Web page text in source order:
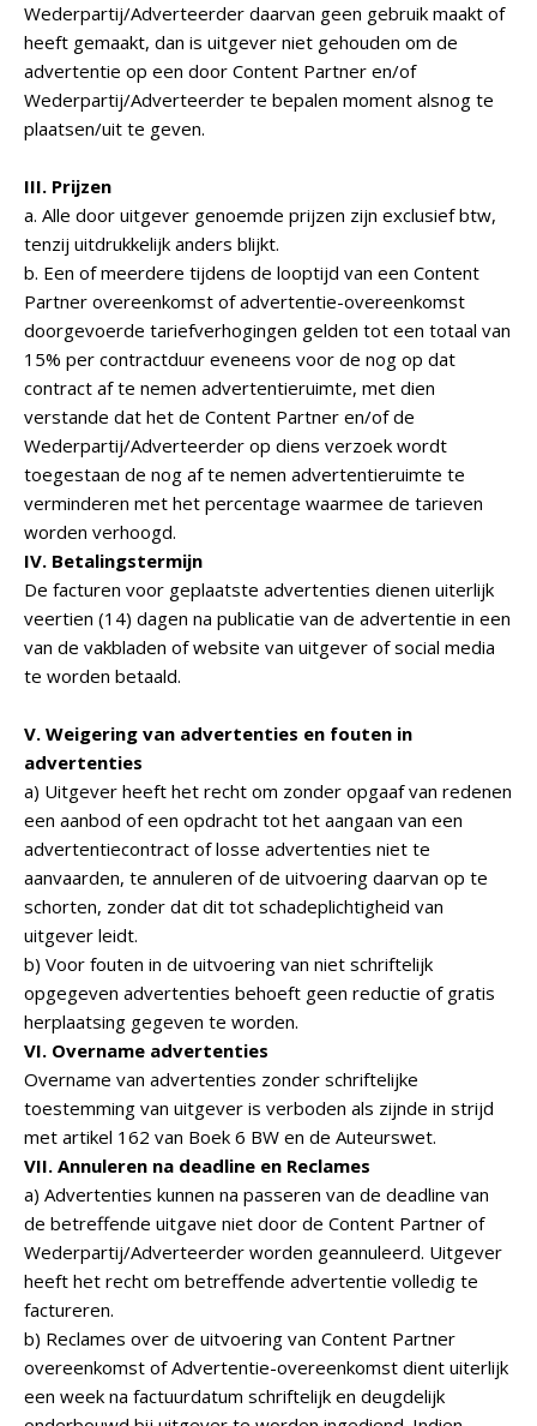
Wederpartij/Adverteerder daarvan geen gebruik maakt of
heeft gemaakt, dan is uitgever niet gehouden om de
advertentie op een door Content Partner en/of
Wederpartij/Adverteerder te bepalen moment alsnog te
plaatsen/uit te geven.
III. Prijzen
a. Alle door uitgever genoemde prijzen zijn exclusief btw,
tenzij uitdrukkelijk anders blijkt.
b. Een of meerdere tijdens de looptijd van een Content
Partner overeenkomst of advertentie-overeenkomst
doorgevoerde tariefverhogingen gelden tot een totaal van
15% per contractduur eveneens voor de nog op dat
contract af te nemen advertentieruimte, met dien
verstande dat het de Content Partner en/of de
Wederpartij/Adverteerder op diens verzoek wordt
toegestaan de nog af te nemen advertentieruimte te
verminderen met het percentage waarmee de tarieven
worden verhoogd.
IV. Betalingstermijn
De facturen voor geplaatste advertenties dienen uiterlijk
veertien (14) dagen na publicatie van de advertentie in een
van de vakbladen of website van uitgever of social media
te worden betaald.
V. Weigering van advertenties en fouten in
advertenties
a) Uitgever heeft het recht om zonder opgaaf van redenen
een aanbod of een opdracht tot het aangaan van een
advertentiecontract of losse advertenties niet te
aanvaarden, te annuleren of de uitvoering daarvan op te
schorten, zonder dat dit tot schadeplichtigheid van
uitgever leidt.
b) Voor fouten in de uitvoering van niet schriftelijk
opgegeven advertenties behoeft geen reductie of gratis
herplaatsing gegeven te worden.
VI. Overname advertenties
Overname van advertenties zonder schriftelijke
toestemming van uitgever is verboden als zijnde in strijd
met artikel 162 van Boek 6 BW en de Auteurswet.
VII. Annuleren na deadline en Reclames
a) Advertenties kunnen na passeren van de deadline van
de betreffende uitgave niet door de Content Partner of
Wederpartij/Adverteerder worden geannuleerd. Uitgever
heeft het recht om betreffende advertentie volledig te
factureren.
b) Reclames over de uitvoering van Content Partner
overeenkomst of Advertentie-overeenkomst dient uiterlijk
een week na factuurdatum schriftelijk en deugdelijk